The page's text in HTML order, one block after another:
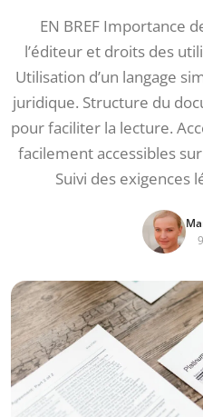
EN BREF Importance
l’éditeur et droits des
Utilisation d’un langage
juridique. Structure du
pour faciliter la lecture.
facilement accessibles
Suivi des exigences